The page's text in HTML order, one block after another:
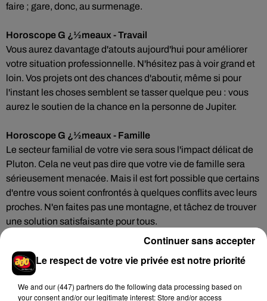
faire ; gare, donc, au surmenage.
Horoscope G ¿½meaux - Travail
Vous aurez davantage d'atouts aujourd'hui pour améliorer
votre situation professionnelle. N'hésitez pas à voir grand et
loin. Vos projets ont des chances d'aboutir, même si pour
l'instant les choses semblent se tasser quelque peu : vous
aurez le soutien de la chance en la personne de Jupiter.
Horoscope G ¿½meaux - Famille
Le secteur familial de votre vie sera sous l'impact délicat de
Pluton. Cela ne veut pas dire que votre vie de famille sera
sérieusement menacée. Mais il est fort possible que certains
d'entre vous soient confrontés à quelques conflits avec leurs
proches. N'en faites pas une montagne, et tâchez de trouver
une solution satisfaisante pour tous.
Horoscope G ¿½meaux - Vie sociale
Ne soyez pas si rigide ! "On ne vit qu'en laissant vivre"
(Wolfgang Goethe). L'excès de principes rend cruels les gens
les mieux intentionnés. Soyez sévère envers vous-mêmes,
Le respect de votre vie privée est notre priorité
We and our (447) partnersdo the following data processing based on
your consent and/or our legitimate interest: Store and/or access
Continuer sans accepter